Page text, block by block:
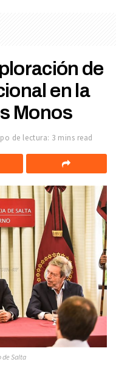
de
en la
Monos
de lectura: 3 mins read
de Salta